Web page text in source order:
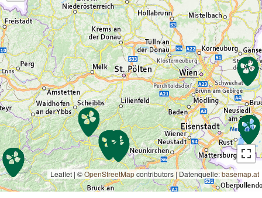
Leaflet | ©OpenStreetMapcontributors | Datenquelle:basemap.at